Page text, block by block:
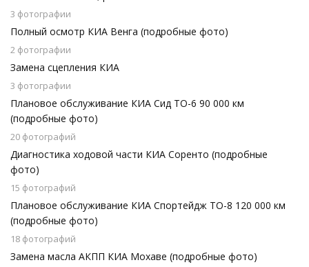
3 фотографии
Полный осмотр КИА Венга (подробные фото)
2 фотографии
Замена сцепления КИА
3 фотографии
Плановое обслуживание КИА Сид ТО-6 90 000 км
(подробные фото)
20 фотографий
Диагностика ходовой части КИА Соренто (подробные
фото)
15 фотографий
Плановое обслуживание КИА Спортейдж ТО-8 120 000 км
(подробные фото)
18 фотографий
Замена масла АКПП КИА Мохаве (подробные фото)